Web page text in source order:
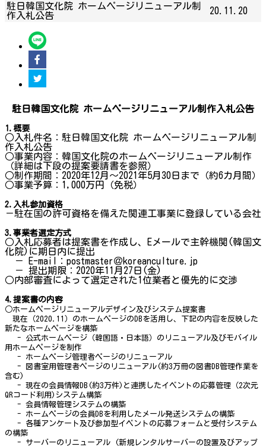
駐日韓国文化院 ホームページリニューアル制
作入札公告
20.11.20
駐日韓国文化院 ホームページリニューアル制作入札公告
1.概要
○入札件名：駐日韓国文化院 ホームページリニューアル制
作入札公告
○事業内容：韓国文化院のホームページリニューアル制作
（詳細は下段の提案要請書を参照）
○制作期間：2020年12月～2021年5月30日まで（約6カ月間）
○事業予算：1,000万円（免税）
2.入札参加資格
－駐在国の許可資格を備えた関連工事業に登録している会社
3.事業者選定方式
○入札応募者は提案書を作成し、Eメールで主幹機関(韓国文
化院)に期日内に提出
－ E-mail：postmaster＠koreanculture.jp
－ 提出期限：2020年11月27日(金)
○内部審査によって選定された1位業者と優先的に交渉
4.提案書の内容
○ホームページリニューアルデザイン及びシステム提案書
現在（2020.11）のホームページのDBを活用し、下記の内容を反映した
新たなホームページを構築
- 公式ホームページ（韓国語・日本語）のリニューアル及びモバイル
用ホームページを制作
- ホームページ管理者ページのリニューアル
- 図書室用管理者ページのリニューアル(約3万冊の図書DB管理作業を
含む)
- 現在の会員情報DB(約3万件)と連携したイベントの応募管理（2次元
QRコード利用)システム構築
- 会員情報管理システムの構築
- ホームページの会員DBを利用したメール発送システムの構築
- 各種アンケート及び参加型イベントの応募フォームと受付システム
の構築
- サーバーのリニューアル (新規レンタルサーバーの設置及びアップ